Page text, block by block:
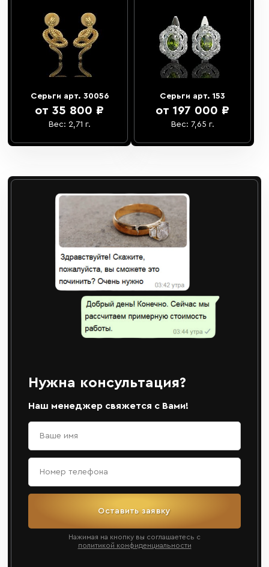
Серьги арт. 30056
от 35 800 ₽
Вес: 2,71 г.
Серьги арт. 153
от 197 000 ₽
Вес: 7,65 г.
Нужна консультация?
Наш менеджер свяжется с Вами!
Оставить заявку
Нажимая на кнопку вы соглашаетесь с
политикой конфиденциальности